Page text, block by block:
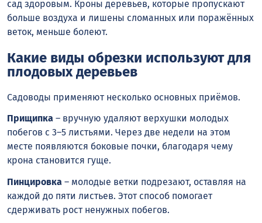
сад здоровым. Кроны деревьев, которые пропускают
больше воздуха и лишены сломанных или поражённых
веток, меньше болеют.
Какие виды обрезки используют для
плодовых деревьев
Садоводы применяют несколько основных приёмов.
Прищипка – вручную удаляют верхушки молодых
побегов с 3–5 листьями. Через две недели на этом
месте появляются боковые почки, благодаря чему
крона становится гуще.
Пинцировка – молодые ветки подрезают, оставляя на
каждой до пяти листьев. Этот способ помогает
сдерживать рост ненужных побегов.